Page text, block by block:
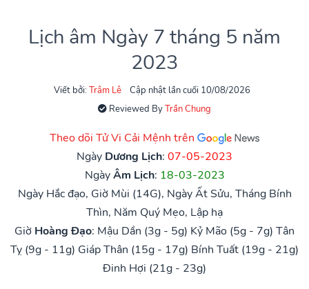
Lịch âm Ngày 7 tháng 5 năm
2023
Viết bởi: Trâm Lê
Cập nhật lần cuối 10/08/2026
Reviewed ByTrần Chung
Theo dõi Tử Vi Cải Mệnh trên
Ngày Dương Lịch: 07-05-2023
NgàyÂm Lịch: 18-03-2023
Ngày Hắc đạo, Giờ Mùi (14G), Ngày Ất Sửu, Tháng Bính
Thìn, Năm Quý Mẹo, Lập hạ
Giờ Hoàng Đạo: Mậu Dần (3g - 5g) Kỷ Mão (5g - 7g) Tân
Tỵ (9g - 11g) Giáp Thân (15g - 17g) Bính Tuất (19g - 21g)
Đinh Hợi (21g - 23g)